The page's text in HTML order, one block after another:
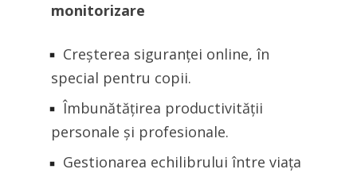
monitorizare
Creșterea siguranței online, în
special pentru copii.
Îmbunătățirea productivității
personale și profesionale.
Gestionarea echilibrului între viața